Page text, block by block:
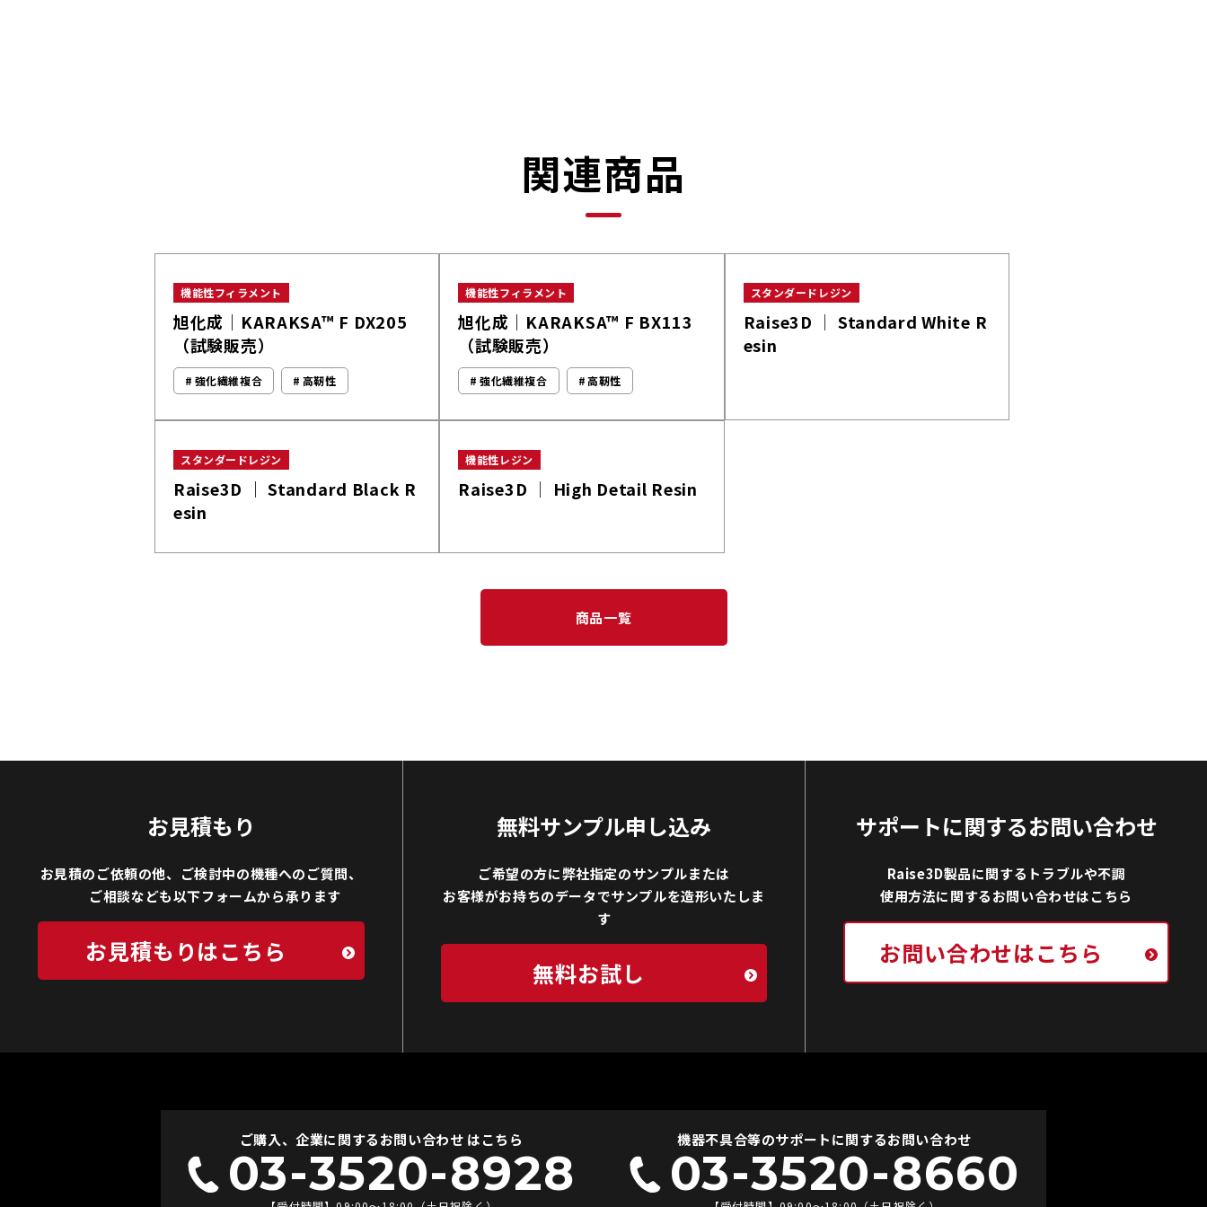
関連商品
機能性フィラメント
旭化成｜KARAKSA™ F DX205
（試験販売）
強化繊維複合 高靭性
機能性フィラメント
旭化成｜KARAKSA™ F BX113
（試験販売）
強化繊維複合 高靭性
スタンダードレジン
Raise3D │ Standard White R
esin
スタンダードレジン
Raise3D │ Standard Black R
esin
機能性レジン
Raise3D │ High Detail Resin
商品一覧
お見積もり
お見積のご依頼の他、ご検討中の機種へのご質問、
ご相談なども以下フォームから承ります
お見積もりはこちら
無料サンプル申し込み
ご希望の方に弊社指定のサンプルまたは
お客様がお持ちのデータでサンプルを造形いたしま
す
無料お試し
サポートに関するお問い合わせ
Raise3D製品に関するトラブルや不調
使用方法に関するお問い合わせはこちら
お問い合わせはこちら
ご購入、企業に関するお問い合わせ はこちら
03-3520-8928
機器不具合等のサポートに関するお問い合わせ
03-3520-8660